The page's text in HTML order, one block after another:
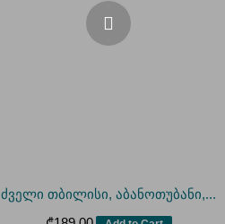
ძველი თბილისი, აბანოთუბანი,...